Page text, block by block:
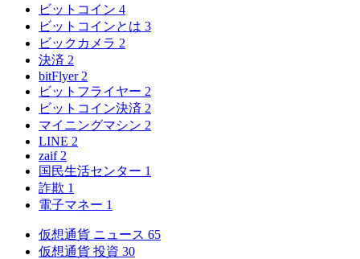
ビットコイン 4
ビットコインとは 3
ビックカメラ 2
決済 2
bitFlyer 2
ビットフライヤー 2
ビットコイン決済 2
マイニングマシン 2
LINE 2
zaif 2
国民生活センター 1
詐欺 1
電子マネー 1
仮想通貨 ニュース 65
仮想通貨 投資 30